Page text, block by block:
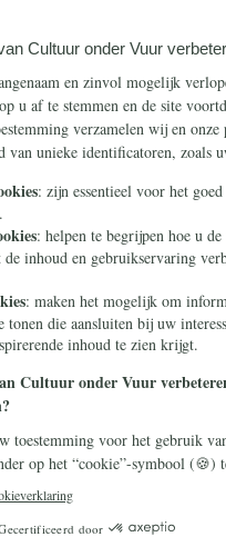
Info
Contact
Ontvang onze
berichten
Christiana